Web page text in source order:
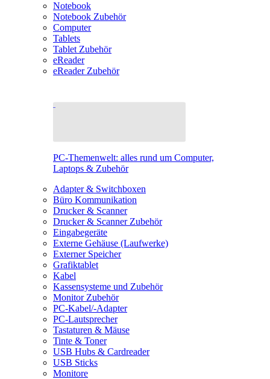
Notebook
Notebook Zubehör
Computer
Tablets
Tablet Zubehör
eReader
eReader Zubehör
PC-Themenwelt: alles rund um Computer,
Laptops & Zubehör
Adapter & Switchboxen
Büro Kommunikation
Drucker & Scanner
Drucker & Scanner Zubehör
Eingabegeräte
Externe Gehäuse (Laufwerke)
Externer Speicher
Grafiktablet
Kabel
Kassensysteme und Zubehör
Monitor Zubehör
PC-Kabel/-Adapter
PC-Lautsprecher
Tastaturen & Mäuse
Tinte & Toner
USB Hubs & Cardreader
USB Sticks
Monitore